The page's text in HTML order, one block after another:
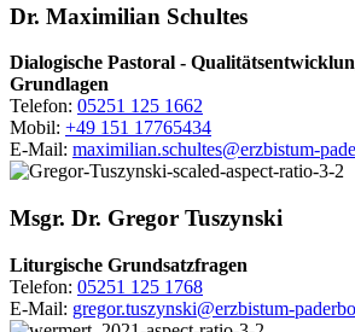
Dr. Maximilian Schultes
Dialogische Pastoral -
Grundlagen
Telefon: 05251 125 1662
Mobil: +49 151 17765434
E-Mail: maximilian.schultes@erzbistum-
Msgr. Dr. Gregor Tuszynski
Liturgische Grundsatzfragen
Telefon: 05251 125 1768
E-Mail: gregor.tuszynski@erzbistum-